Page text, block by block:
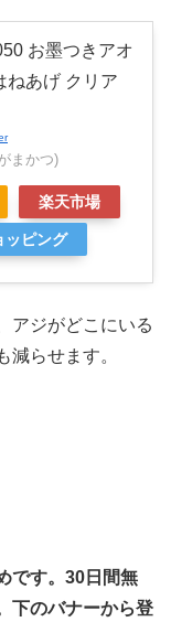
お墨つきアオ
ねあげ クリア
まかつ)
楽天市場
ッピング
アジがどこにいる
らせます。
です。30日間無
下のバナーから登